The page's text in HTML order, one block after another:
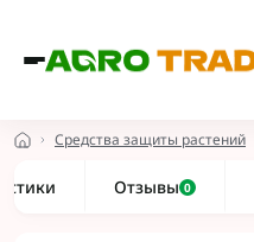
Средства защиты растений
Отзывы 0